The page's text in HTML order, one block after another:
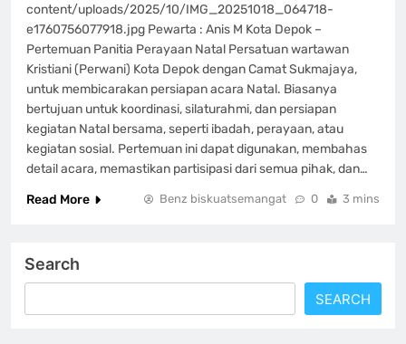
content/uploads/2025/10/IMG_20251018_064718-
e1760756077918.jpg Pewarta : Anis M Kota Depok –
Pertemuan Panitia Perayaan Natal Persatuan wartawan
Kristiani (Perwani) Kota Depok dengan Camat Sukmajaya,
untuk membicarakan persiapan acara Natal. Biasanya
bertujuan untuk koordinasi, silaturahmi, dan persiapan
kegiatan Natal bersama, seperti ibadah, perayaan, atau
kegiatan sosial. Pertemuan ini dapat digunakan, membahas
detail acara, memastikan partisipasi dari semua pihak, dan…
Read More
Benz biskuatsemangat 0 3 mins
Search
SEARCH